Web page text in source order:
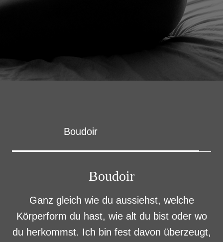
Boudoir
Boudoir
Ganz gleich wie du aussiehst, welche
Körperform du hast, wie alt du bist oder wo
du herkommst. Ich bin fest davon überzeugt,